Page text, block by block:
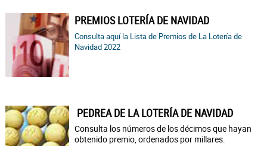
PREMIOS LOTERÍA DE NAVIDAD
Consulta aquí la Lista de Premios de La Lotería de
Navidad 2022
PEDREA DE LA LOTERÍA DE NAVIDAD
Consulta los números de los décimos que hayan
obtenido premio, ordenados por millares.